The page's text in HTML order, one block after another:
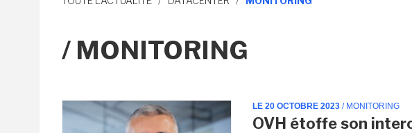
/ MONITORING
LE 20 OCTOBRE 2023 / MONITORING
OVH étoffe son